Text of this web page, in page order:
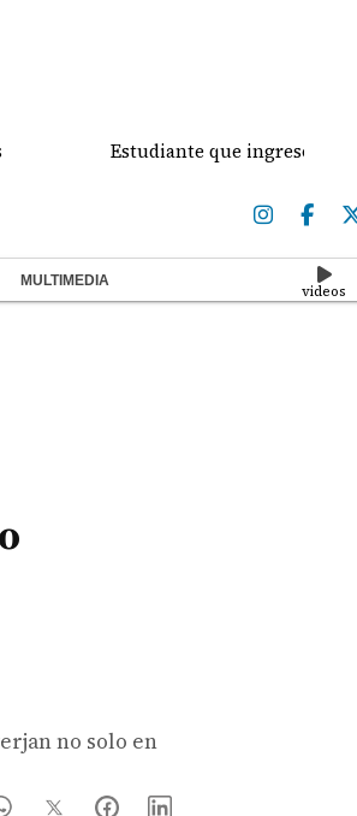
Estudiante que ingresó con un
MULTIMEDIA
videos
no solo en